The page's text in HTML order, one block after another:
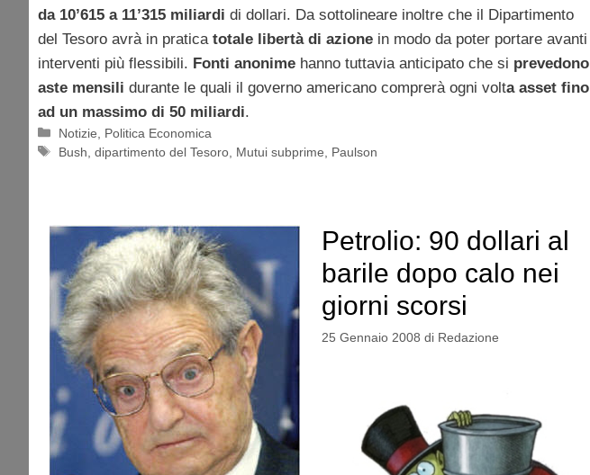
da 10’615 a 11’315 miliardi di dollari. Da sottolineare inoltre che il Dipartimento
del Tesoro avrà in pratica totale libertà di azione in modo da poter portare avanti
interventi più flessibili. Fonti anonime hanno tuttavia anticipato che si prevedono
aste mensili durante le quali il governo americano comprerà ogni volta asset fino
ad un massimo di 50 miliardi.
Categorie
Notizie
Politica Economica
Tag
Bush ,dipartimento del Tesoro Mutui subprime Paulson
Petrolio: 90 dollari al
barile dopo calo nei
giorni scorsi
25 Gennaio 2008 di Redazione